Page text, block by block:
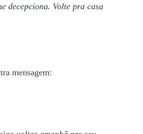
decepciona. Volte pra casa
mensagem: